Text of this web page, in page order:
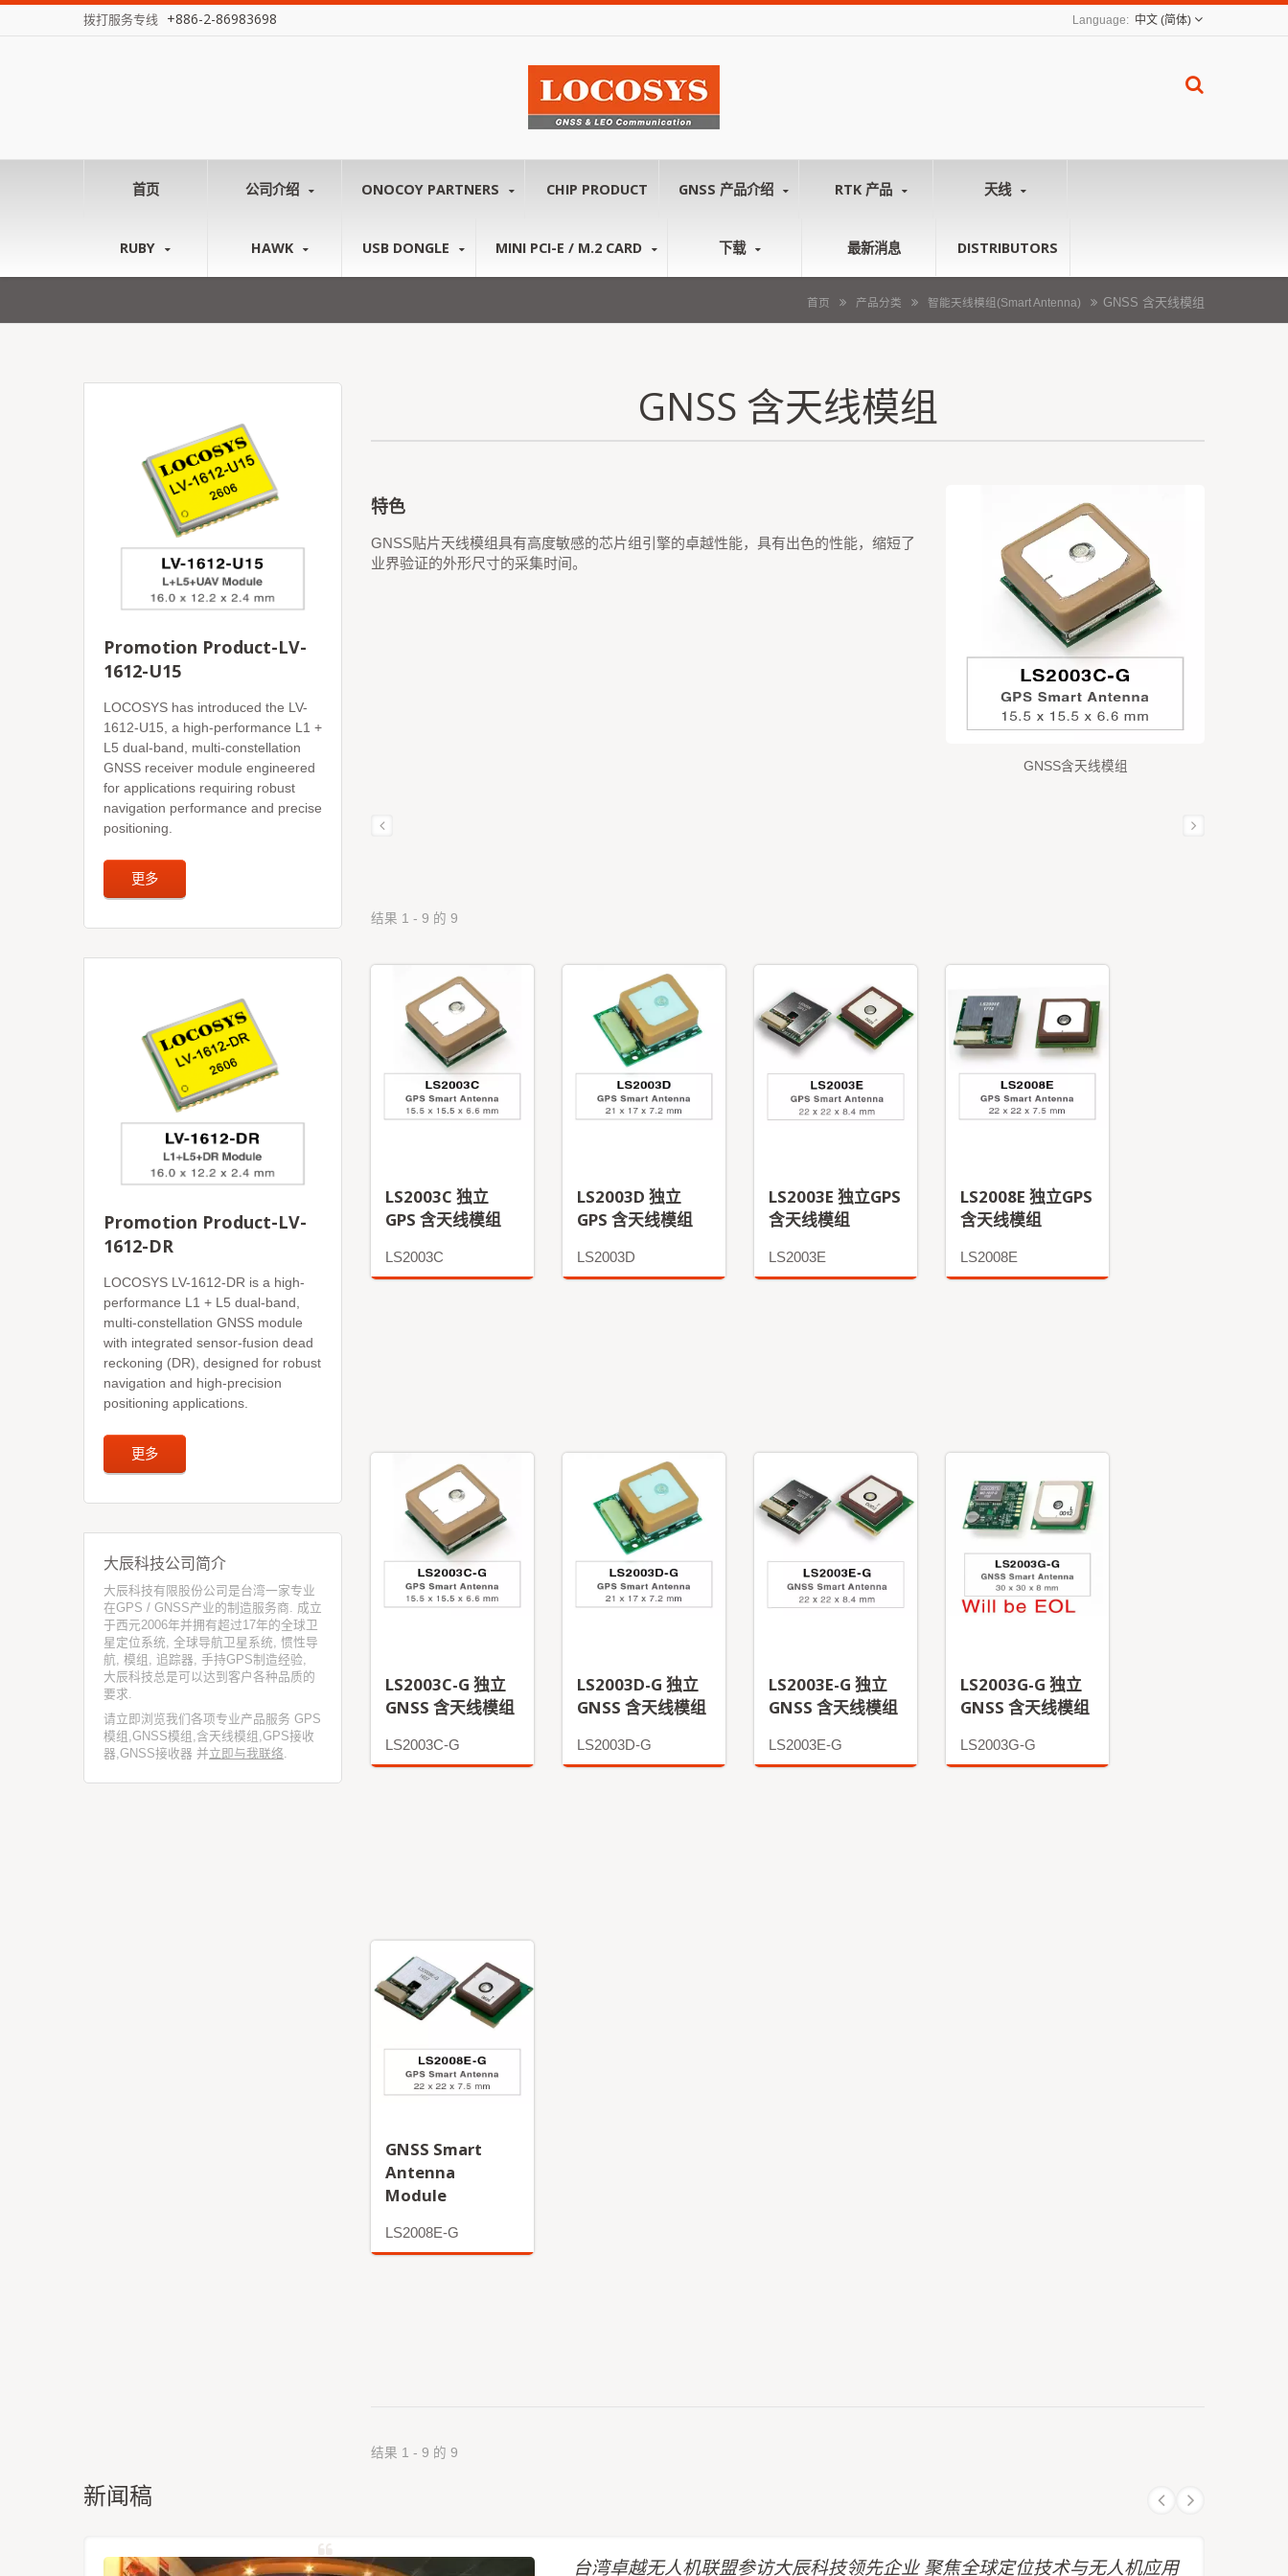
拨打服务专线 +886-2-86983698 中文 (简体)
首页 公司介绍 ONOCOY PARTNERS CHIP PRODUCT GNSS 产品介绍 RTK 产品 天线
RUBY HAWK USB DONGLE MINI PCI-E / M.2 CARD 下载 最新消息 DISTRIBUTORS
首页 产品分类 智能天线模组(Smart Antenna) GNSS 含天线模组
Promotion Product-LV-
1612-U15
LOCOSYS has introduced the LV-
1612-U15, a high-performance L1 +
L5 dual-band, multi-constellation
GNSS receiver module engineered
for applications requiring robust
navigation performance and precise
positioning.
更多
Promotion Product-LV-
1612-DR
LOCOSYS LV-1612-DR is a high-
performance L1 + L5 dual-band,
multi-constellation GNSS module
with integrated sensor-fusion dead
reckoning (DR), designed for robust
navigation and high-precision
positioning applications.
更多
大辰科技公司简介
大辰科技有限股份公司是台湾一家专业
在GPS / GNSS产业的制造服务商. 成立
于西元2006年并拥有超过17年的全球卫
星定位系统, 全球导航卫星系统, 惯性导
航, 模组, 追踪器, 手持GPS制造经验,
大辰科技总是可以达到客户各种品质的
要求.
请立即浏览我们各项专业产品服务 GPS
模组,GNSS模组,含天线模组,GPS接收
器,GNSS接收器 并立即与我联络.
GNSS 含天线模组
GNSS含天线模组
特色
GNSS贴片天线模组具有高度敏感的芯片组引擎的卓越性能，具有出色的性能，缩短了
业界验证的外形尺寸的采集时间。
结果 1 - 9 的 9
LS2003C 独立
GPS 含天线模组
LS2003C
LS2003D 独立
GPS 含天线模组
LS2003D
LS2003E 独立GPS
含天线模组
LS2003E
LS2008E 独立GPS
含天线模组
LS2008E
LS2003C-G 独立
GNSS 含天线模组
LS2003C-G
LS2003D-G 独立
GNSS 含天线模组
LS2003D-G
LS2003E-G 独立
GNSS 含天线模组
LS2003E-G
LS2003G-G 独立
GNSS 含天线模组
LS2003G-G
GNSS Smart
Antenna
Module
LS2008E-G
结果 1 - 9 的 9
新闻稿
台湾卓越无人机联盟参访大辰科技领先企业 聚焦全球定位技术与无人机应用